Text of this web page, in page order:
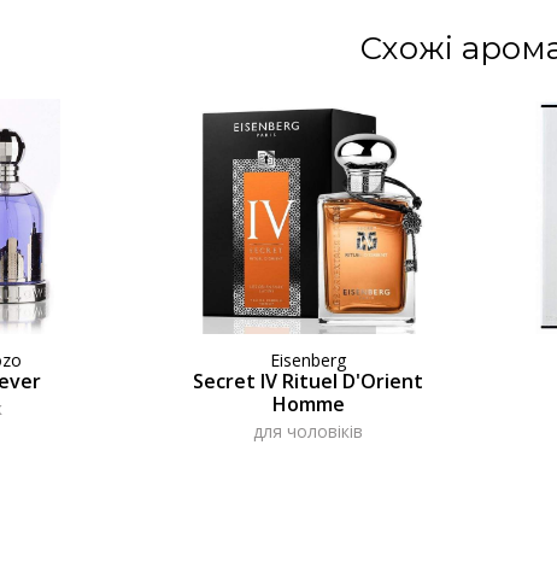
Схожі
Eisenberg
Secret IV Rituel D'Orient
Homme
для чоловіків